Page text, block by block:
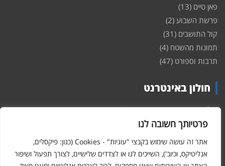
פרטיותך חשובה לנו
אתר זה עושה שימוש בקבצי "עוגיות" - Cookies (כגון: פיקסלים,
אנליטיקס, וכיוב'), השייכים לנו או לצדדים שלישיים, לצורך תפעול ושיפור
פאן טיים (13)
פרשת השבוע (2)
קול התושבים (31)
תמונות מהשטח (4)
תרבות וספורט (47)
חולון באינטרנט
חולוןבאינטרנט – האתר שמביא לכם עדכונים ומידע מהשטח מהעיר
חולון. במה פתוחה לקול תושבי חולון באינטרנט, מידע על
ופרוייקטים חדשים בעיר, חיי לילה, וכן טורי דעה, עסקים בחולון, ודיונים על
הנעשה בעיר. אתם מוזמנים ומוזמנות להשתתף בדיון ולשלוח לנו כתבות
ואף להגיב על הכתבות המפורסמות באתר.